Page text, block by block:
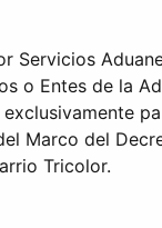
Servicios
o Entes de la
Marco del
Tricolor.